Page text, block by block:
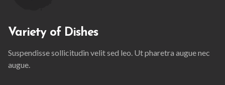
Variety of Dishes
Suspendisse sollicitudin velit sed leo. Ut pharetra augue nec
augue.